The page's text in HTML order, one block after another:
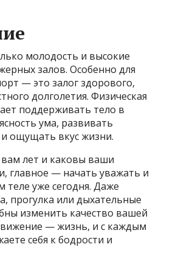
молодость и высокие
залов. Особенно для
— это залог здорового,
долголетия. Физическая
поддерживать тело в
ума, развивать
ощущать вкус жизни.
лет и каковы ваши
главное — начать уважать и
теле уже сегодня. Даже
прогулка или дыхательные
изменить качество вашей
— жизнь, и с каждым
себя к бодрости и